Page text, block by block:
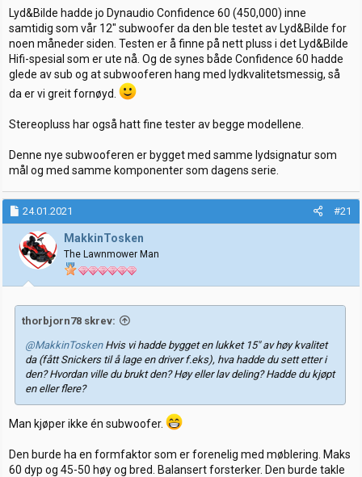
Lyd&Bilde hadde jo Dynaudio Confidence 60 (450,000) inne
samtidig som vår 12" subwoofer da den ble testet av Lyd&Bilde for
noen måneder siden. Testen er å finne på nett pluss i det Lyd&Bilde
Hifi-spesial som er ute nå. Og de synes både Confidence 60 hadde
glede av sub og at subwooferen hang med lydkvalitetsmessig, så
da er vi greit fornøyd.
Stereopluss har også hatt fine tester av begge modellene.
Denne nye subwooferen er bygget med samme lydsignatur som
mål og med samme komponenter som dagens serie.
24.01.2021 #21
MakkinTosken
The Lawnmower Man
thorbjorn78 skrev:
@MakkinToskenHvis vi hadde bygget en lukket 15" av høy kvalitet
da (fått Snickers til å lage en driver f.eks), hva hadde du sett etter i
den? Hvordan ville du brukt den? Høy eller lav deling? Hadde du kjøpt
en eller flere?
Man kjøper ikke én subwoofer.
Den burde ha en formfaktor som er forenelig med møblering. Maks
60 dyp og 45-50 høy og bred. Balansert forsterker. Den burde takle